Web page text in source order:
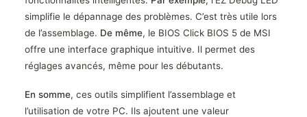
simplifie le dépannage des problèmes. C’est très utile lors
de l’assemblage. De même, le BIOS Click BIOS 5 de MSI
offre une interface graphique intuitive. Il permet des
réglages avancés, même pour les débutants.
En somme, ces outils simplifient l’assemblage et
l’utilisation de votre PC. Ils ajoutent une valeur